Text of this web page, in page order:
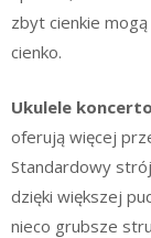
zbyt cienkie
cienko.
Ukulele
oferują więcej
Standardowy
dzięki większej
nieco grubsze